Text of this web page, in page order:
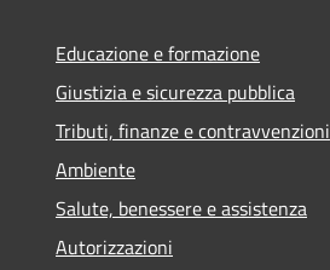
Educazione e formazione
Giustizia e sicurezza pubblica
Tributi, finanze e contravvenzioni
Ambiente
Salute, benessere e assistenza
Autorizzazioni